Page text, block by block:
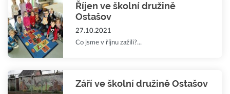
Říjen ve školní družině
Ostašov
27.10.2021
Co jsme v říjnu zažili?...
Září ve školní družině Ostašov